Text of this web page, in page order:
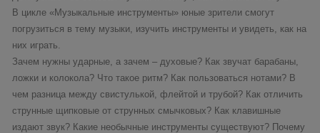
В цикле «Музыкальные инструменты» юные зрители смогут
погрузиться в тему музыки, изучить инструменты и увидеть, как на
них играть.
Зачем нужны ударные, а зачем – духовые? Как звучат барабаны,
ложки и колокола? Что такое ритм? Как пользоваться нотами? В
чем разница между свистулькой, флейтой и трубой? Как отличить
струнные щипковые от струнных смычковых? Как клавишные
издают звук? Какие необычные инструменты существуют? Почему